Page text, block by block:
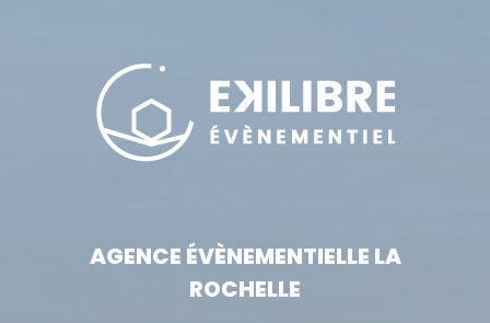
AGENCE ÉVÈNEMENTIELLE LA
ROCHELLE